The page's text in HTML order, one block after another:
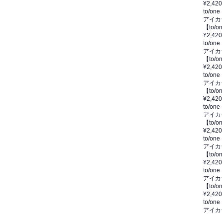
¥2,420
to/one
アイ
【to/
¥2,420
to/one
アイ
【to/
¥2,420
to/one
アイ
【to/
¥2,420
to/one
アイ
【to/
¥2,420
to/one
アイ
【to/
¥2,420
to/one
アイ
【to/
¥2,420
to/one
アイ